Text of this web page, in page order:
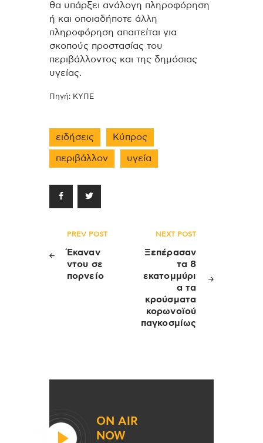
θα υπάρξει ανάλογη πληροφόρηση
ή και οποιαδήποτε άλλη
πληροφόρηση απαιτείται για
σκοπούς προστασίας του
περιβάλλοντος και της δημόσιας
υγείας.
Πηγή: ΚΥΠΕ
ειδήσεις Κύπρος
περιβάλλον υγεία
Πλοήγηση
άρθρων
PREV POST
Έκαναν
ντου σε
πορνείο
NEXT POST
Ξεπέρασαν
τα 8
εκατομμύρι
α τα
κρούσματα
κορωνοϊού
παγκοσμίως
ON AIR
NOW